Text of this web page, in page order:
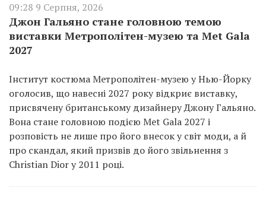
09:28 9 Серпня, 2026
Джон Гальяно стане головною темою
виставки Метрополітен-музею та Met Gala
2027
Інститут костюма Метрополітен-музею у Нью-Йорку
оголосив, що навесні 2027 року відкриє виставку,
присвячену британському дизайнеру Джону Гальяно.
Вона стане головною подією Met Gala 2027 і
розповість не лише про його внесок у світ моди, а й
про скандал, який призвів до його звільнення з
Christian Dior у 2011 році.